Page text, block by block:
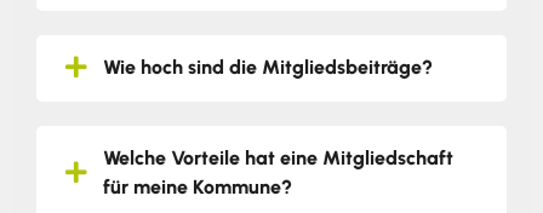
Wie hoch sind die Mitgliedsbeiträge?
Welche Vorteile hat eine Mitgliedschaft
für meine Kommune?